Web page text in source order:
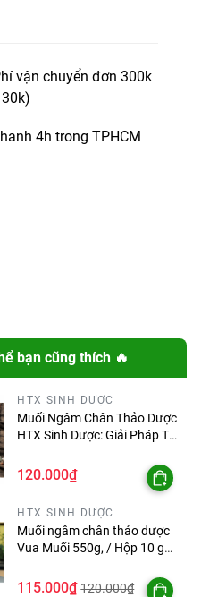
vận chuyển đơn 300k
4h trong TPHCM
bạn cũng thích 🔥
HTX SINH DƯỢC
Muối Ngâm Chân Thảo Dược
HTX Sinh Dược: Giải Pháp Tự
Chân
120.000₫
HTX SINH DƯỢC
Muối ngâm chân thảo dược
Vua Muối 550g, / Hộp 10 gói
Xã Sinh Dược
115.000₫ 120.000₫